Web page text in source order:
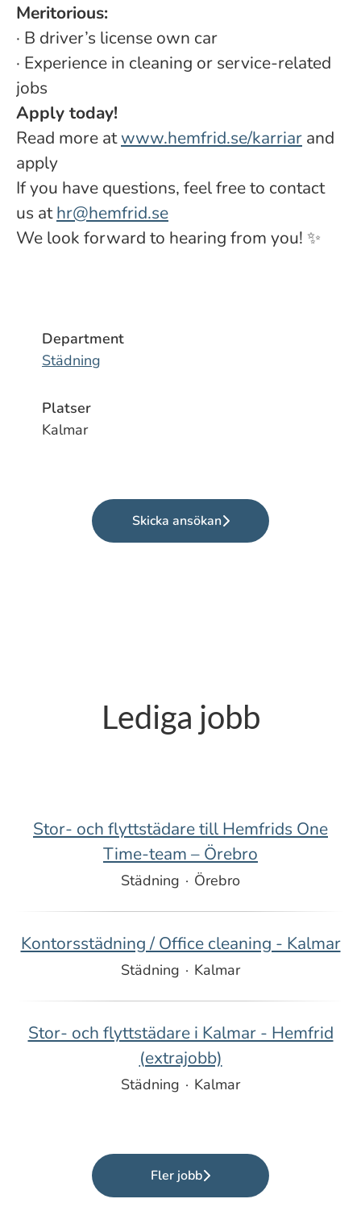
Meritorious:
· B driver’s license own car
· Experience in cleaning or service-related
jobs
Apply today!
Read more atwww.hemfrid.se/karriar and
apply
If you have questions, feel free to contact
us athr@hemfrid.se
We look forward to hearing from you! ✨
Department
Städning
Platser
Kalmar
Skicka ansökan
Lediga jobb
Stor- och flyttstädare till Hemfrids One
Time-team – Örebro
Städning · Örebro
Kontorsstädning / Office cleaning - Kalmar
Städning · Kalmar
Stor- och flyttstädare i Kalmar - Hemfrid
(extrajobb)
Städning · Kalmar
Fler jobb